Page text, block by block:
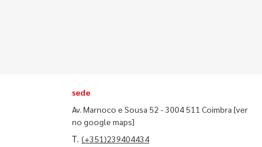
sede
Av. Marnoco e Sousa 52 - 3004 511 Coimbra [ver
no google maps]
T. (+351)239404434